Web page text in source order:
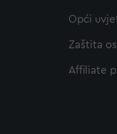
Opći
Zaštita
Affiliate